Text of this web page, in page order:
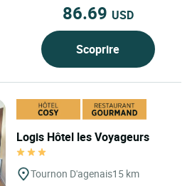
86.69 USD
Scoprire
Logis Hôtel les Voyageurs
Tournon D'agenais15 km